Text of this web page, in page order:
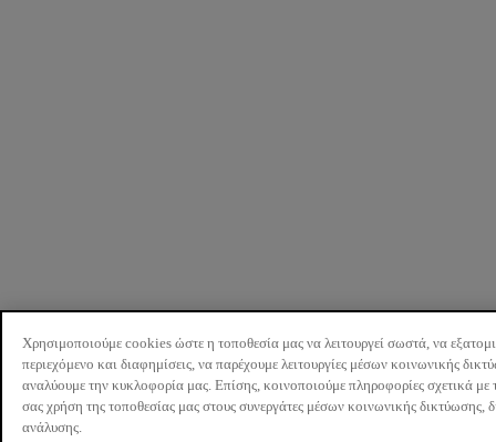
Χρησιμοποιούμε cookies ώστε η τοποθεσία μας να λειτουργεί σωστά, να
περιεχόμενο και διαφημίσεις, να παρέχουμε λειτουργίες μέσων κοινωνικής
αναλύουμε την κυκλοφορία μας. Επίσης, κοινοποιούμε πληροφορίες σχετικά με
σας χρήση της τοποθεσίας μας στους συνεργάτες μέσων κοινωνικής δικτύωσης,
ανάλυσης.